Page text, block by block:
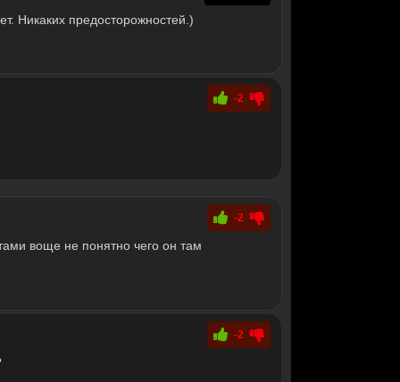
Никаких предосторожностей.)
-2
-2
воще не понятно чего он там
-2